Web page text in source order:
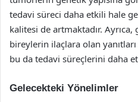
tedavi süreci daha etkili hale
kalitesi de artmaktadır.
bireylerin ilaçlara olan
bu da tedavi süreçlerini daha
Gelecekteki Yönelimler